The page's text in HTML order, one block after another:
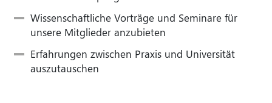
Wissenschaftliche Vorträge und Seminare für
unsere Mitglieder anzubieten
Erfahrungen zwischen Praxis und Universität
auszutauschen